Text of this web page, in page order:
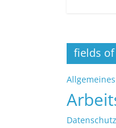
fields